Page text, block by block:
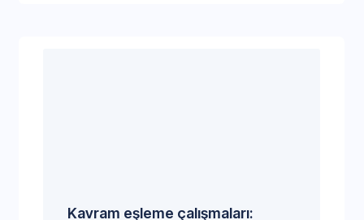
Kavram eşleme çalışmaları: